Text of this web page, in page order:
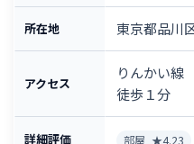
所在地 東京都品川
アクセス
りんかい線
徒歩１分
詳細評価 部屋 ★4.23